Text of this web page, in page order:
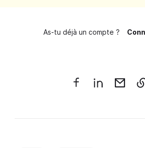
As-tu déjà un compte ?